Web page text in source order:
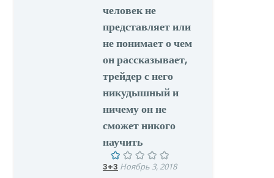
человек не
представляет или
не понимает о чем
он рассказывает,
трейдер с него
никудышный и
ничему он не
сможет никого
научить
3+3 Ноябрь 3, 2018